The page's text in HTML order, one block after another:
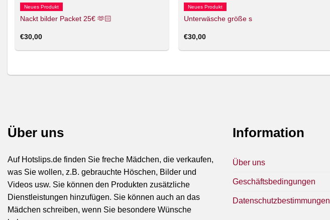
Neues Produkt
Nackt bilder Packet 25€ 🫶🏻
€30,00
Neues Produkt
Unterwäsche größe s
€30,00
Über uns
Auf Hotslips.de finden Sie freche Mädchen, die verkaufen,
was Sie wollen, z.B. gebrauchte Höschen, Bilder und
Videos usw. Sie können den Produkten zusätzliche
Dienstleistungen hinzufügen. Sie können auch an das
Mädchen schreiben, wenn Sie besondere Wünsche
Information
Über uns
Geschäftsbedingungen
Datenschutzbestimmungen